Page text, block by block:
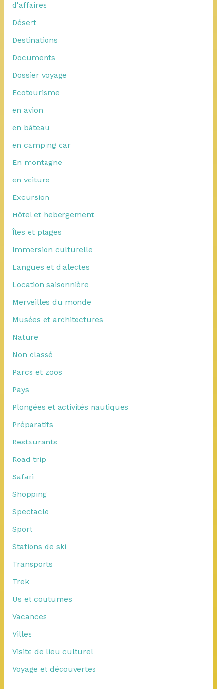
d'affaires
Désert
Destinations
Documents
Dossier voyage
Ecotourisme
en avion
en bâteau
en camping car
En montagne
en voiture
Excursion
Hôtel et hebergement
Îles et plages
Immersion culturelle
Langues et dialectes
Location saisonnière
Merveilles du monde
Musées et architectures
Nature
Non classé
Parcs et zoos
Pays
Plongées et activités nautiques
Préparatifs
Restaurants
Road trip
Safari
Shopping
Spectacle
Sport
Stations de ski
Transports
Trek
Us et coutumes
Vacances
Villes
Visite de lieu culturel
Voyage et découvertes